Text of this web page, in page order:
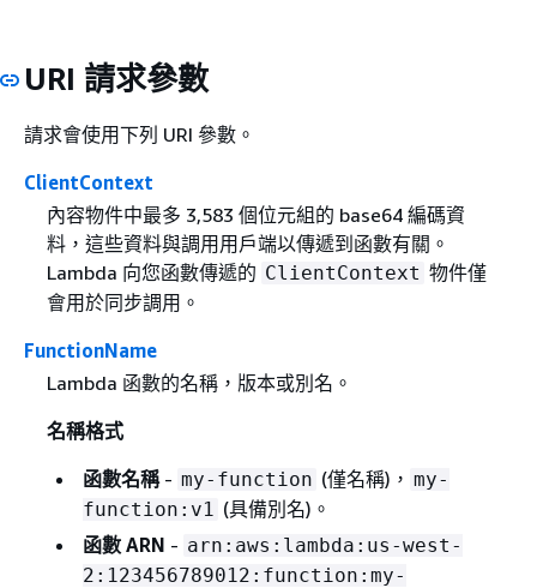
URI 請求參數
請求會使用下列 URI 參數。
ClientContext
內容物件中最多 3,583 個位元組的 base64 編碼資
料，這些資料與調用用戶端以傳遞到函數有關。
Lambda 向您函數傳遞的 ClientContext 物件僅
會用於同步調用。
FunctionName
Lambda 函數的名稱，版本或別名。
名稱格式
函數名稱- my-function (僅名稱)， my-
function:v1 (具備別名)。
函數 ARN - arn:aws:lambda:us-west-
2:123456789012:function:my-